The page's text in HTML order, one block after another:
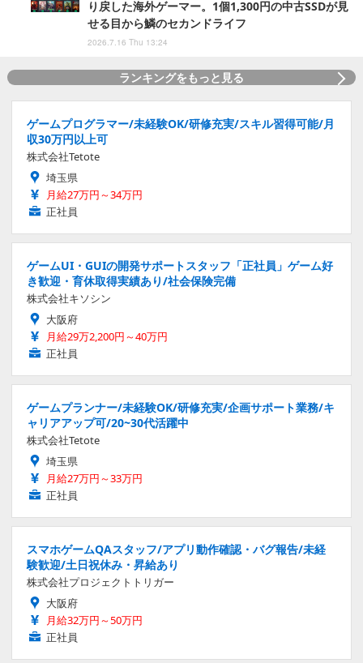
り戻した海外ゲーマー。1個1,300円の中古SSDが見
せる目から鱗のセカンドライフ
2026.7.16 Thu 13:24
ランキングをもっと見る
ゲームプログラマー/未経験OK/研修充実/スキル習得可能/月
収30万円以上可
株式会社Tetote
埼玉県
月給27万円～34万円
正社員
ゲームUI・GUIの開発サポートスタッフ「正社員」ゲーム好
き歓迎・育休取得実績あり/社会保険完備
株式会社キソシン
大阪府
月給29万2,200円～40万円
正社員
ゲームプランナー/未経験OK/研修充実/企画サポート業務/キ
ャリアアップ可/20~30代活躍中
株式会社Tetote
埼玉県
月給27万円～33万円
正社員
スマホゲームQAスタッフ/アプリ動作確認・バグ報告/未経
験歓迎/土日祝休み・昇給あり
株式会社プロジェクトトリガー
大阪府
月給32万円～50万円
正社員